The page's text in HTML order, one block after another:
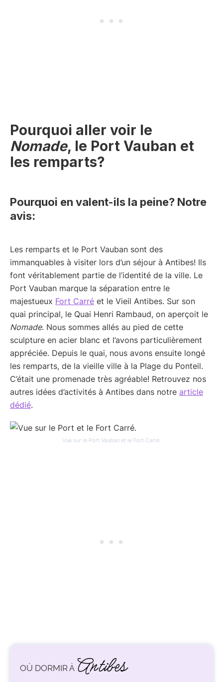
Pourquoi aller voir le
Nomade, le Port Vauban et
les remparts?
Pourquoi en valent-ils la peine? Notre
avis:
Les remparts et le Port Vauban sont des
immanquables à visiter lors d’un séjour à Antibes! Ils
font véritablement partie de l’identité de la ville. Le
Port Vauban marque la séparation entre le
majestueux Fort Carré et le Vieil Antibes. Sur son
quai principal, le Quai Henri Rambaud, on aperçoit le
Nomade. Nous sommes allés au pied de cette
sculpture en acier blanc et l’avons particulièrement
appréciée. Depuis le quai, nous avons ensuite longé
les remparts, de la vieille ville à la Plage du Ponteil.
C’était une promenade très agréable! Retrouvez nos
autres idées d’activités à Antibes dans notre article
dédié.
Vue sur le Port Vauban et le Fort Carré.
OÙ DORMIR À Antibes